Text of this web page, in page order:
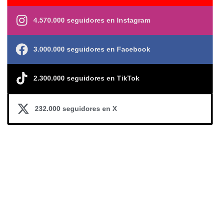
4.570.000 seguidores en Instagram
3.000.000 seguidores en Facebook
2.300.000 seguidores en TikTok
232.000 seguidores en X